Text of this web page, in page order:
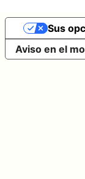
Aviso en el
Sus